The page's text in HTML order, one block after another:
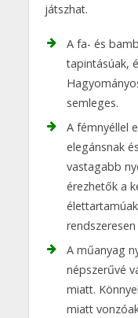
játszhat.
A fa- és
tapintásúak,
semleges.
A fémnyéllel
elegánsnak
vastagabb
érezhetők a
A műanyag
népszerűvé
miatt.
miatt